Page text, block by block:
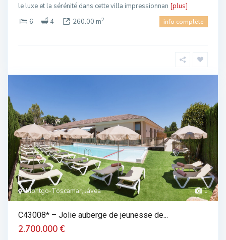
le luxe et la sérénité dans cette villa impressionnan [plus]
6
4 260.00 m2 info complète
1
Montgo-Toscamar, Jávea
C43008* – Jolie auberge de jeunesse de...
2.700.000 €